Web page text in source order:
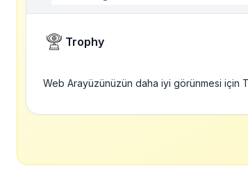
Trophy
Web Arayüzünüzün daha iyi görünmesi için